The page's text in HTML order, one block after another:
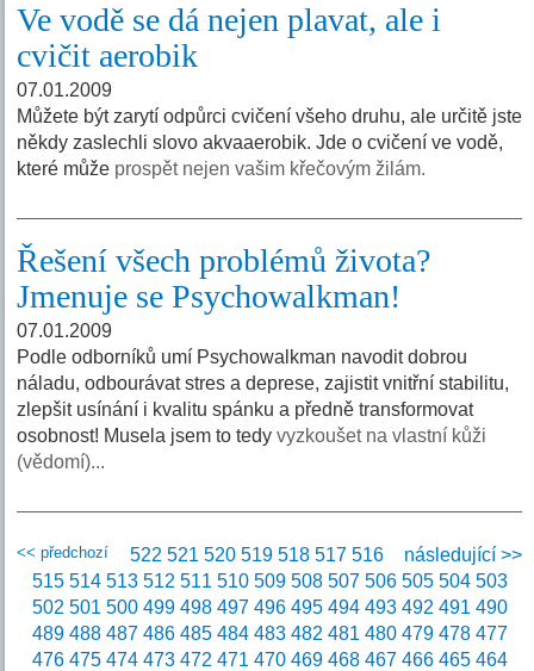
Ve vodě se dá nejen plavat, ale i
cvičit aerobik
07.01.2009
Můžete být zarytí odpůrci cvičení všeho druhu, ale určitě jste
někdy zaslechli slovo akvaaerobik. Jde o cvičení ve vodě,
které může prospět nejen vašim křečovým žilám.
Řešení všech problémů života?
Jmenuje se Psychowalkman!
07.01.2009
Podle odborníků umí Psychowalkman navodit dobrou
náladu, odbourávat stres a deprese, zajistit vnitřní stabilitu,
zlepšit usínání i kvalitu spánku a předně transformovat
osobnost! Musela jsem to tedyvyzkoušet na vlastní kůži
(vědomí)...
<< předchozí následující >>
522 521 520 519 518 517 516
515 514 513 512 511 510 509 508 507 506 505 504 503
502 501 500 499 498 497 496 495 494 493 492 491 490
489 488 487 486 485 484 483 482 481 480 479 478 477
476 475 474 473 472 471 470 469 468 467 466 465 464